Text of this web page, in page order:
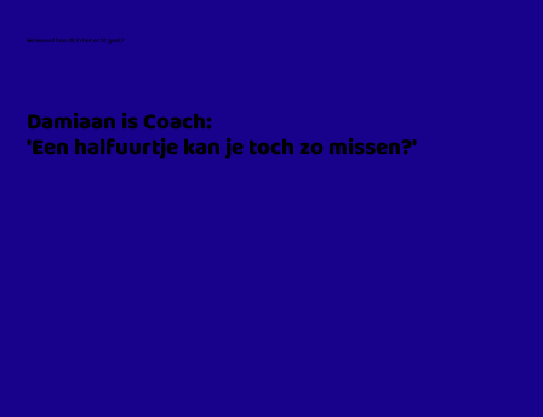
Benieuwd hoe dit in het echt gaat?
Damiaan is Coach:
'Een halfuurtje kan je toch zo missen?'